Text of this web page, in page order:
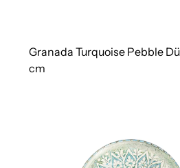
Granada Turquoise Pebble
cm